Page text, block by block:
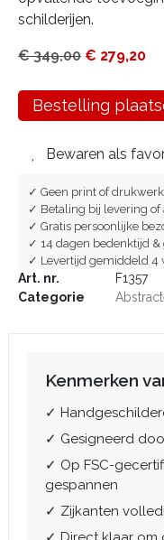
schilderijen.
€349,00 € 279,20
Bestelling
Bewaren als
✓ Geen print of drukwerk
✓ Betaling bij levering of
✓ Gratis persoonlijke
✓ 14 dagen bedenktijd &
✓ Levertijd gemiddeld 4
Art. nr.
F1357
Categorie
Kenmerken
✓
✓ Gesigneerd
✓ Op FSC-
gespannen
✓ Zijkanten